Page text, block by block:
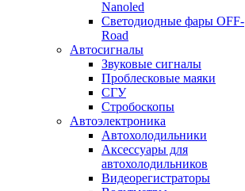
Nanoled
Светодиодные фары OFF-
Road
Автосигналы
Звуковые сигналы
Проблесковые маяки
СГУ
Стробоскопы
Автоэлектроника
Автохолодильники
Аксессуары для
автохолодильников
Видеорегистраторы